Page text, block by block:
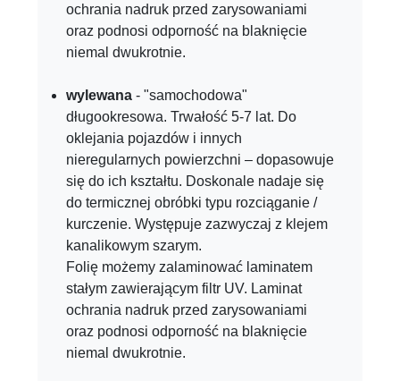
ochrania nadruk przed zarysowaniami
oraz podnosi odporność na blaknięcie
niemal dwukrotnie.
wylewana - "samochodowa"
długookresowa. Trwałość 5-7 lat. Do
oklejania pojazdów i innych
nieregularnych powierzchni – dopasowuje
się do ich kształtu. Doskonale nadaje się
do termicznej obróbki typu rozciąganie /
kurczenie. Występuje zazwyczaj z klejem
kanalikowym szarym.
Folię możemy zalaminować laminatem
stałym zawierającym filtr UV. Laminat
ochrania nadruk przed zarysowaniami
oraz podnosi odporność na blaknięcie
niemal dwukrotnie.